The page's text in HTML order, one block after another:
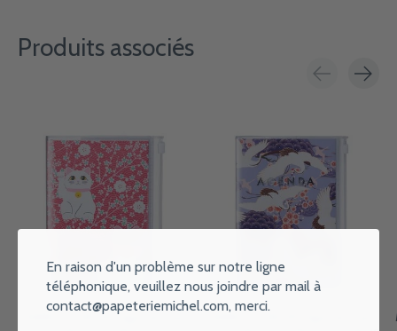
Produits associés
MARK'S EUROPE Agenda sept
MARK'S EUROPE Agenda sept
En raison d'un problème sur notre ligne
téléphonique, veuillez nous joindre par mail à
contact@papeteriemichel.com, merci.